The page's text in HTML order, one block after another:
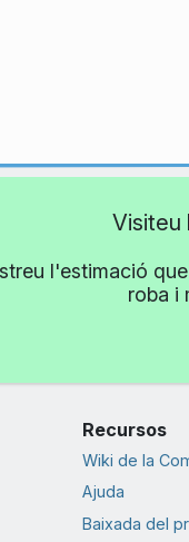
Visiteu
l'estimació
roba i
Recursos
Wiki de la
Ajuda
Baixada del